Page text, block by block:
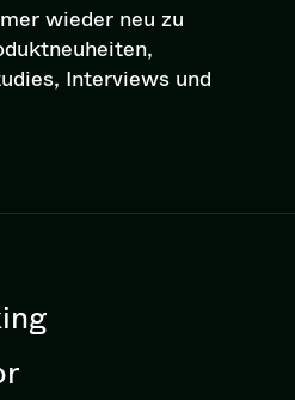
wieder neu zu
Interviews und